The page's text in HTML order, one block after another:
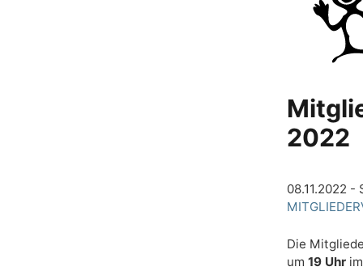
FSJ
2022
08.11.2022 -
Die
um 19 Uhr